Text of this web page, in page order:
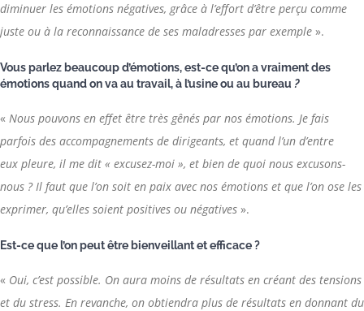
diminuer les émotions négatives, grâce à l’effort d’être perçu comme
juste ou à la reconnaissance de ses maladresses par exemple ».
Vous parlez beaucoup d’émotions, est-ce qu’on a vraiment des
émotions quand on va au travail, à l’usine ou au bureau ?
« Nous pouvons en effet être très gênés par nos émotions. Je fais
parfois des accompagnements de dirigeants, et quand l’un d’entre
eux pleure, il me dit « excusez-moi », et bien de quoi nous excusons-
nous ? Il faut que l’on soit en paix avec nos émotions et que l’on ose les
exprimer, qu’elles soient positives ou négatives ».
Est-ce que l’on peut être bienveillant et efficace ?
« Oui, c’est possible. On aura moins de résultats en créant des tensions
et du stress. En revanche, on obtiendra plus de résultats en donnant du